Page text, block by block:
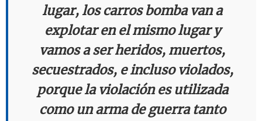
lugar, los carros bomba van a
explotar en el mismo lugar y
vamos a ser heridos, muertos,
secuestrados, e incluso violados,
porque la violación es utilizada
como un arma de guerra tanto